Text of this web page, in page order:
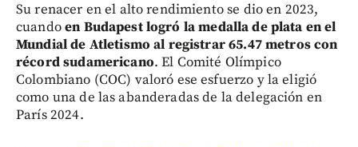
Su renacer en el alto rendimiento se dio en 2023,
cuandoen Budapest logró la medalla de plata en el
Mundial de Atletismo al registrar 65.47 metros con
récord sudamericano. El Comité Olímpico
Colombiano (COC) valoró ese esfuerzo y la eligió
como una de las abanderadas de la delegación en
París 2024.